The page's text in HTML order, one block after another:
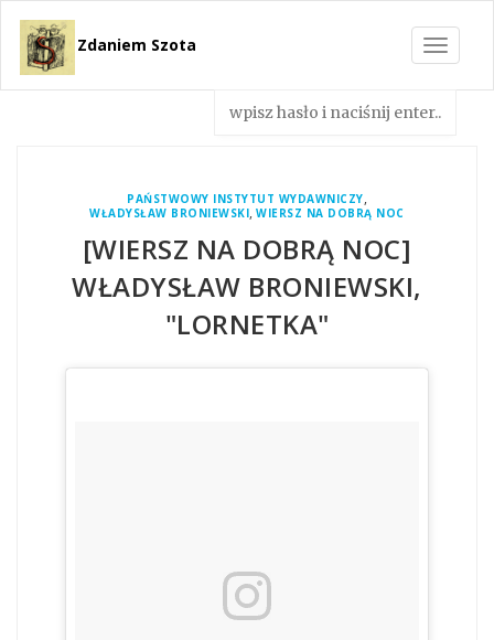
Toggle
Zdaniem Szota
PAŃSTWOWY INSTYTUT WYDAWNICZY,
WŁADYSŁAW BRONIEWSKI,WIERSZ NA DOBRĄ NOC
[WIERSZ NA DOBRĄ NOC]
WŁADYSŁAW BRONIEWSKI,
"LORNETKA"